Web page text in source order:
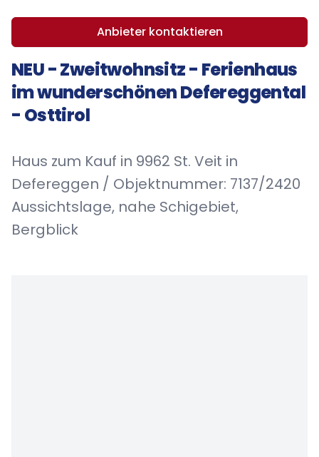
Anbieter kontaktieren
NEU - Zweitwohnsitz - Ferienhaus
im wunderschönen Defereggental
- Osttirol
Haus zum Kauf in 9962 St. Veit in
Defereggen / Objektnummer: 7137/2420
Aussichtslage, nahe Schigebiet,
Bergblick